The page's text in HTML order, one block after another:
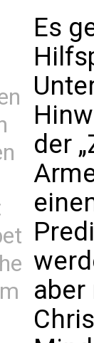
Es
der
aber